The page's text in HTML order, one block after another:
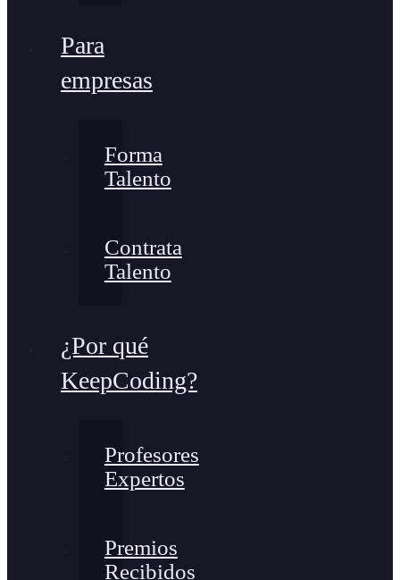
Para
empresas
Forma
Talento
Contrata
Talento
¿Por qué
KeepCoding?
Profesores
Expertos
Premios
Recibidos